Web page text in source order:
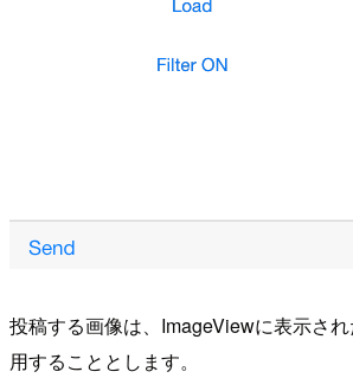
投稿する画像は、ImageViewに表示さ
用することとします。